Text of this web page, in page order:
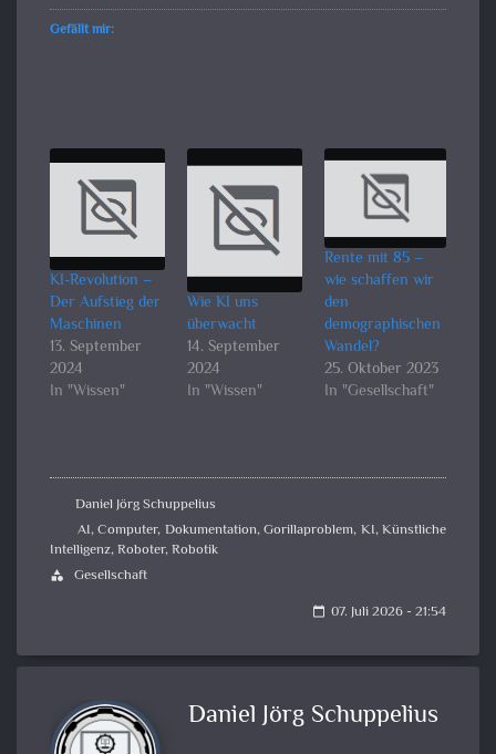
Gefällt mir:
KI-Revolution –
Der Aufstieg der
Maschinen
13. September
2024
In "Wissen"
Wie KI uns
überwacht
14. September
2024
In "Wissen"
Rente mit 85 –
wie schaffen wir
den
demographischen
Wandel?
25. Oktober 2023
In "Gesellschaft"
Daniel Jörg Schuppelius
AI,Computer, Dokumentation,Gorillaproblem, KI,Künstliche
Intelligenz,Roboter,Robotik
category Gesellschaft
calendar_today 07. Juli 2026 - 21:54
Daniel Jörg Schuppelius